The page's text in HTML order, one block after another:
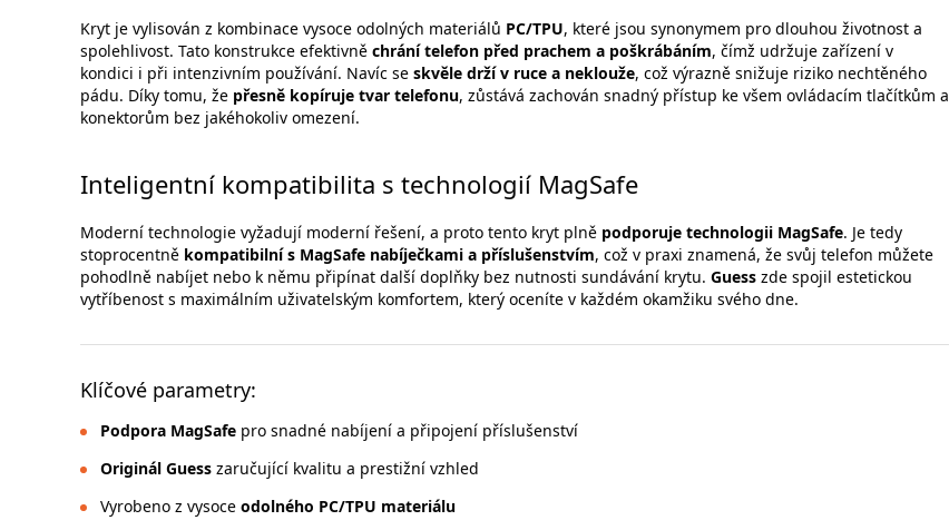
Kryt je vylisován z kombinace vysoce odolných materiálů PC/TPU, které jsou synonymem pro dlouhou životnost a
spolehlivost. Tato konstrukce efektivně chrání telefon před prachem a poškrábáním, čímž udržuje zařízení v
kondici i při intenzivním používání. Navíc se skvěle drží v ruce a neklouže, což výrazně snižuje riziko nechtěného
pádu. Díky tomu, že přesně kopíruje tvar telefonu, zůstává zachován snadný přístup ke všem ovládacím tlačítkům a
konektorům bez jakéhokoliv omezení.
Inteligentní kompatibilita s technologií MagSafe
Moderní technologie vyžadují moderní řešení, a proto tento kryt plně podporuje technologii MagSafe. Je tedy
stoprocentně kompatibilní s MagSafe nabíječkami a příslušenstvím, což v praxi znamená, že svůj telefon můžete
pohodlně nabíjet nebo k němu připínat další doplňky bez nutnosti sundávání krytu. Guess zde spojil estetickou
vytříbenost s maximálním uživatelským komfortem, který oceníte v každém okamžiku svého dne.
Klíčové parametry:
Podpora MagSafepro snadné nabíjení a připojení příslušenství
Originál Guesszaručující kvalitu a prestižní vzhled
Vyrobeno z vysoce odolného PC/TPU materiálu